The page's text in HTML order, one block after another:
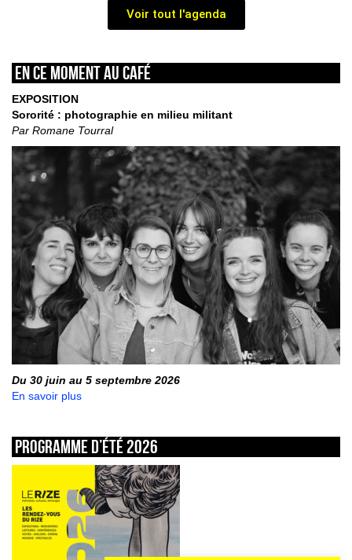
Voir tout l'agenda
En ce moment au café
EXPOSITION
Sororité : photographie en milieu militant
Par Romane Tourral
Du 30 juin au 5 septembre 2026
En savoir plus
Programme d’été 2026